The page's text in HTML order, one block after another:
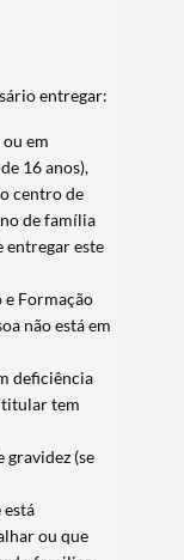
entregar:
em
16 anos),
centro de
de família
entregar este
Formação
não está em
deficiência
titular tem
gravidez (se
ou que